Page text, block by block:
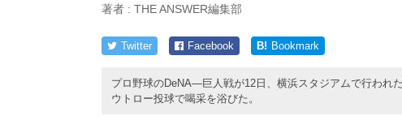
著者 : THE ANSWER編集部
Twitter Facebook B! Bookmark
プロ野球のDeNA―巨人戦が12日、横浜スタジアムで行われ
ウトロー投球で喝采を浴びた。